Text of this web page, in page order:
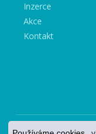
Inzerce
Akce
Kontakt